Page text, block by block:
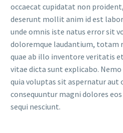
occaecat cupidatat non
deserunt mollit anim id est
unde omnis iste natus error sit
doloremque laudantium, totam
quae ab illo inventore veritatis
vitae dicta sunt explicabo.
quia voluptas sit aspernatur aut
consequuntur magni dolores
sequi nesciunt.